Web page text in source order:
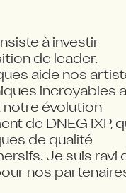
à investir
de leader.
aide nos
incroyables
notre évolution
de DNEG IXP,
de qualité
Je suis ravi
nos